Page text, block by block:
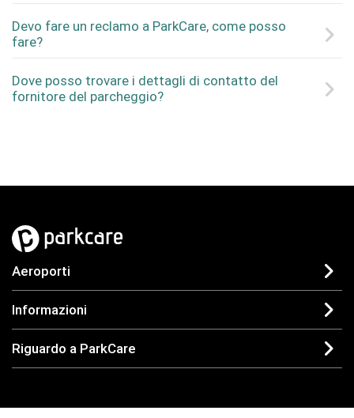
Devo fare un reclamo a ParkCare, come posso
fare?
Dove posso trovare i dettagli di contatto del
fornitore del parcheggio?
Aeroporti
Informazioni
Riguardo a ParkCare